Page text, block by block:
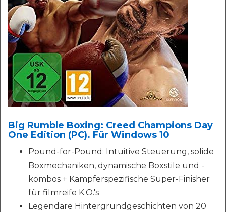
Big Rumble Boxing: Creed Champions Day
One Edition (PC). Für Windows 10
Pound-for-Pound: Intuitive Steuerung, solide
Boxmechaniken, dynamische Boxstile und -
kombos + Kämpferspezifische Super-Finisher
für filmreife K.O.'s
Legendäre Hintergrundgeschichten von 20